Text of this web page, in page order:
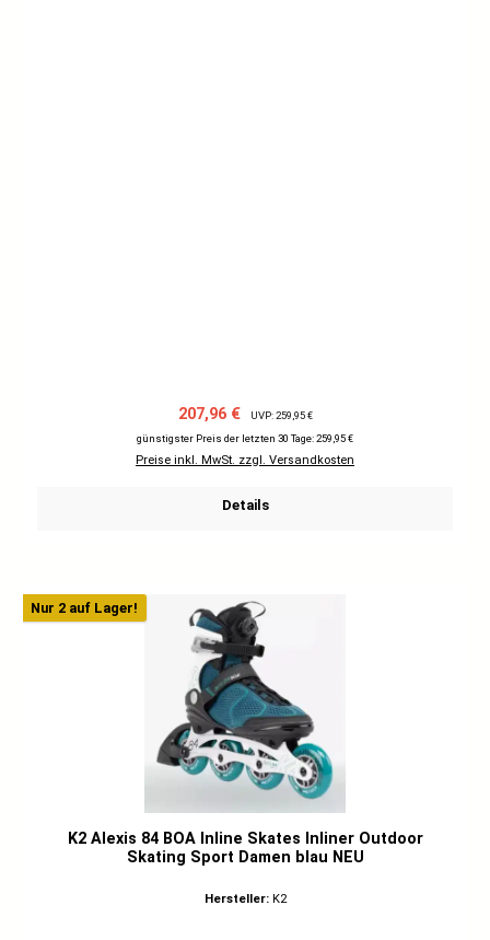
Verkaufspreis:
207,96 € Regulärer Preis:
UVP: 259,95 €
günstigster Preis der letzten 30 Tage: 259,95 €
Preise inkl. MwSt. zzgl. Versandkosten
Details
Nur 2 auf Lager!
K2 Alexis 84 BOA Inline Skates Inliner Outdoor
Skating Sport Damen blau NEU
Hersteller: K2